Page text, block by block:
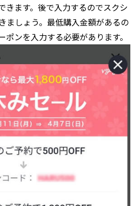
きます。後で入力するのでスクシ
ましょう。最低購入金額があるの
ポンを入力する必要があります。